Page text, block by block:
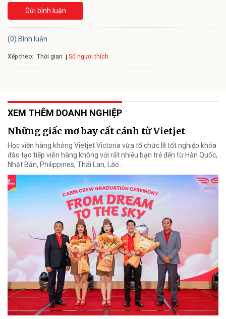
Gửi bình luận
(0) Bình luận
Xếp theo: Thời gian Số người thích
XEM THÊM DOANH NGHIỆP
Những giấc mơ bay cất cánh từ Vietjet
Học viện hàng không Vietjet Victoria vừa tổ chức lễ tốt nghiệp khóa
đào tạo tiếp viên hàng không với rất nhiều bạn trẻ đến từ Hàn Quốc,
Nhật Bản, Philippines, Thái Lan, Lào…